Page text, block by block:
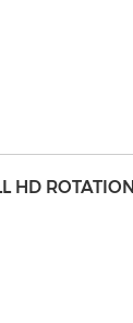
HD ROTATION